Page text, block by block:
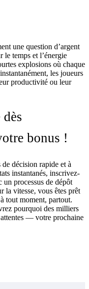
une question d’argent
le temps et l’énergie
explosions où chaque
les joueurs
productivité ou leur
bonus !
de décision rapide et à
instantanés, inscrivez-
processus de dépôt
la vitesse, vous êtes prêt
tout moment, partout.
pourquoi des milliers
attentes — votre prochaine